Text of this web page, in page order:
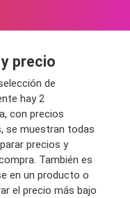
precio
de
hay 2
con precios
se muestran todas
precios y
También es
en un producto o
el precio más bajo